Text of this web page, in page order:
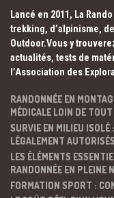
Lancé en 2011, La
trekking, d’alpinisme,
Outdoor.Vous y
actualités, tests de
l’Association des
RANDONNÉE EN
MÉDICALE LOIN DE
SURVIE EN MILIEU ISOLÉ
LÉGALEMENT
LES ÉLÉMENTS
RANDONNÉE EN PLEINE
FORMATION SPORT :